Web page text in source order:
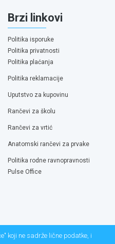
Brzi linkovi
Politika isporuke
Politika privatnosti
Politika plaćanja
Politika reklamacije
Uputstvo za kupovinu
Rančevi za školu
Rančevi za vrtić
Anatomski rančevi za prvake
Politika rodne ravnopravnosti
Pulse Office
koji ne sadrže lične podatke, i